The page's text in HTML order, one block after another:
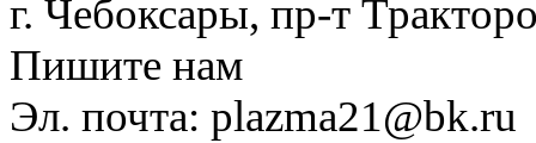
г. Чебоксары, пр-т
Пишите нам
Эл. почта: plazma21@bk.ru